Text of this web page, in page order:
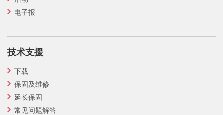
电子报
技术支援
下载
保固及维修
延长保固
常见问题解答